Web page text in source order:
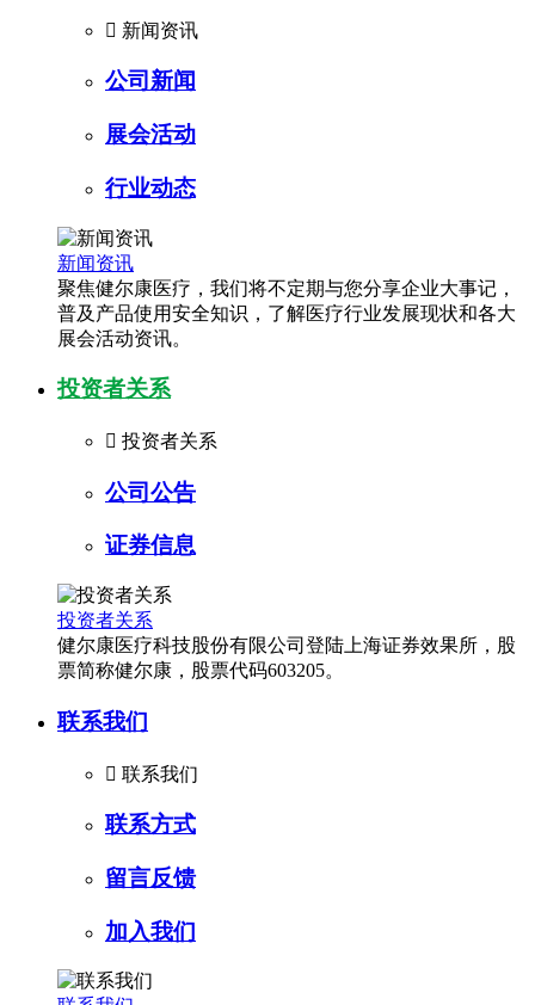
 新闻资讯
公司新闻
展会活动
行业动态
新闻资讯
聚焦健尔康医疗，我们将不定期与您分享企业大事记，
普及产品使用安全知识，了解医疗行业发展现状和各大
展会活动资讯。
投资者关系
 投资者关系
公司公告
证券信息
投资者关系
健尔康医疗科技股份有限公司登陆上海证券效果所，股
票简称健尔康，股票代码603205。
联系我们
 联系我们
联系方式
留言反馈
加入我们